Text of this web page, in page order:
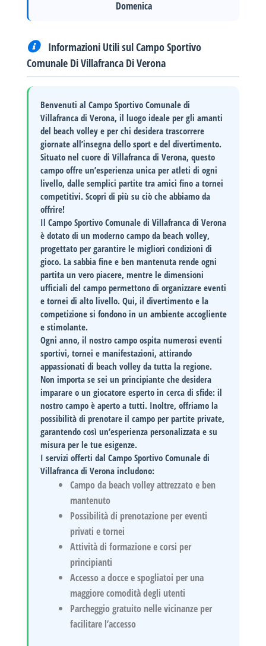
Domenica
Informazioni Utili sul Campo Sportivo
Comunale Di Villafranca Di Verona
Benvenuti alCampo Sportivo Comunale di
Villafranca di Verona, il luogo ideale per gli amanti
del beach volley e per chi desidera trascorrere
giornate all’insegna dello sport e del divertimento.
Situato nel cuore di Villafranca di Verona, questo
campo offre un’esperienza unica per atleti di ogni
livello, dalle semplici partite tra amici fino a tornei
competitivi. Scopri di più su ciò che abbiamo da
offrire!
IlCampo Sportivo Comunale di Villafranca di Verona
è dotato di un moderno campo da beach volley,
progettato per garantire le migliori condizioni di
gioco. La sabbia fine e ben mantenuta rende ogni
partita un vero piacere, mentre le dimensioni
ufficiali del campo permettono di organizzare eventi
e tornei di alto livello. Qui, il divertimento e la
competizione si fondono in un ambiente accogliente
e stimolante.
Ogni anno, il nostro campo ospita numerosi eventi
sportivi, tornei e manifestazioni, attirando
appassionati di beach volley da tutta la regione.
Non importa se sei un principiante che desidera
imparare o un giocatore esperto in cerca di sfide: il
nostro campo è aperto a tutti. Inoltre, offriamo la
possibilità di prenotare il campo per partite private,
garantendo così un’esperienza personalizzata e su
misura per le tue esigenze.
I servizi offerti dalCampo Sportivo Comunale di
Villafranca di Verona includono:
Campo da beach volleyattrezzato e ben
mantenuto
Possibilità di prenotazioneper eventi
privati e tornei
Attività di formazionee corsi per
principianti
Accesso a docce e spogliatoi per una
maggiore comodità degli utenti
Parcheggio gratuitonelle vicinanze per
facilitare l’accesso